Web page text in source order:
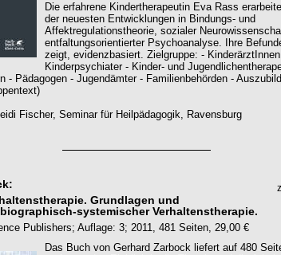
Die erfahrene Kindertherapeutin Eva Rass
der neuesten Entwicklungen in Bindungs- und
Affektregulationstheorie, sozialer
entfaltungsorientierter Psychoanalyse. Ihre
zeigt, evidenzbasiert. Zielgruppe: -
Kinderpsychiater - Kinder- und
- Pädagogen - Jugendämter - Familienbehörden -
Fischer, Seminar für Heilpädagogik, Ravensburg
Grundlagen und
systemischer Verhaltenstherapie.
Publishers; Auflage: 3; 2011, 481 Seiten, 29,00 €
Das Buch von Gerhard Zarbock liefert auf 480